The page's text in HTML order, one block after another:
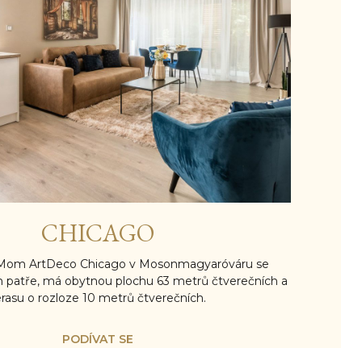
CHICAGO
ArtDeco Chicago v Mosonmagyaróváru se
patře, má obytnou plochu 63 metrů čtverečních a
o rozloze 10 metrů čtverečních.
PODÍVAT SE